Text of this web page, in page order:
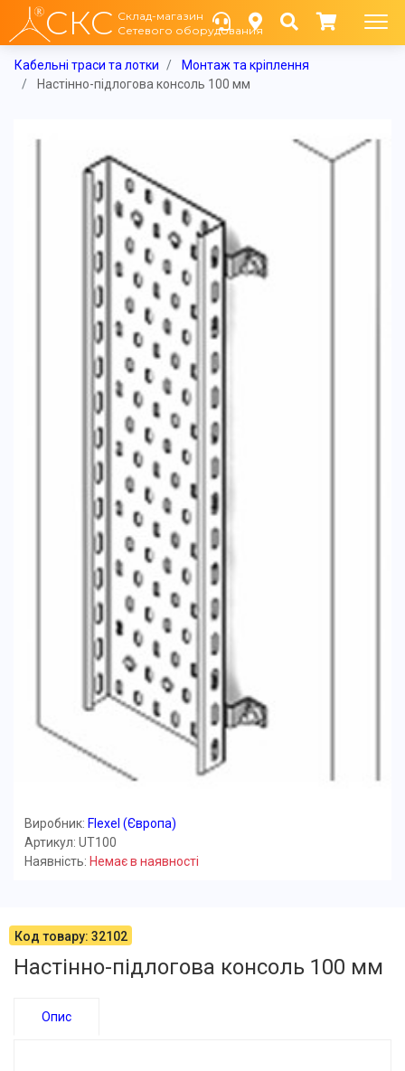
СКС Склад-магазин
Сетевого оборудования
Кабельні траси та лотки
Монтаж та кріплення
Настінно-підлогова консоль 100 мм
Виробник: Flexel (Європа)
Артикул: UT100
Наявність: Немає в наявності
Код товару: 32102
Настінно-підлогова консоль 100 мм
Опис